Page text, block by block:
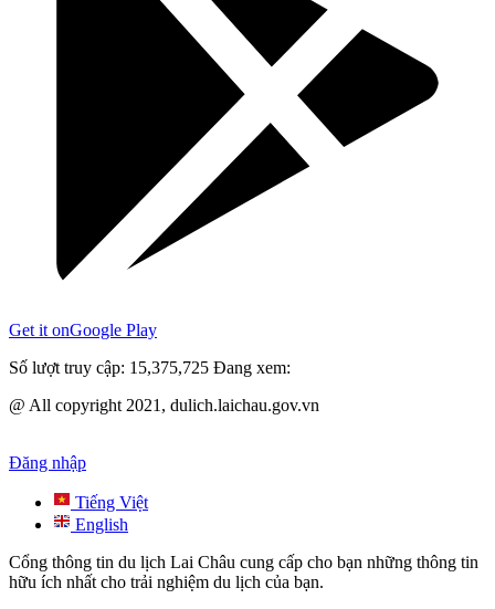
Get it onGoogle Play
Số lượt truy cập: 15,375,725 Đang xem:
@ All copyright 2021, dulich.laichau.gov.vn
Đăng nhập
Tiếng Việt
English
Cổng thông tin du lịch Lai Châu cung cấp cho bạn những thông tin
hữu ích nhất cho trải nghiệm du lịch của bạn.